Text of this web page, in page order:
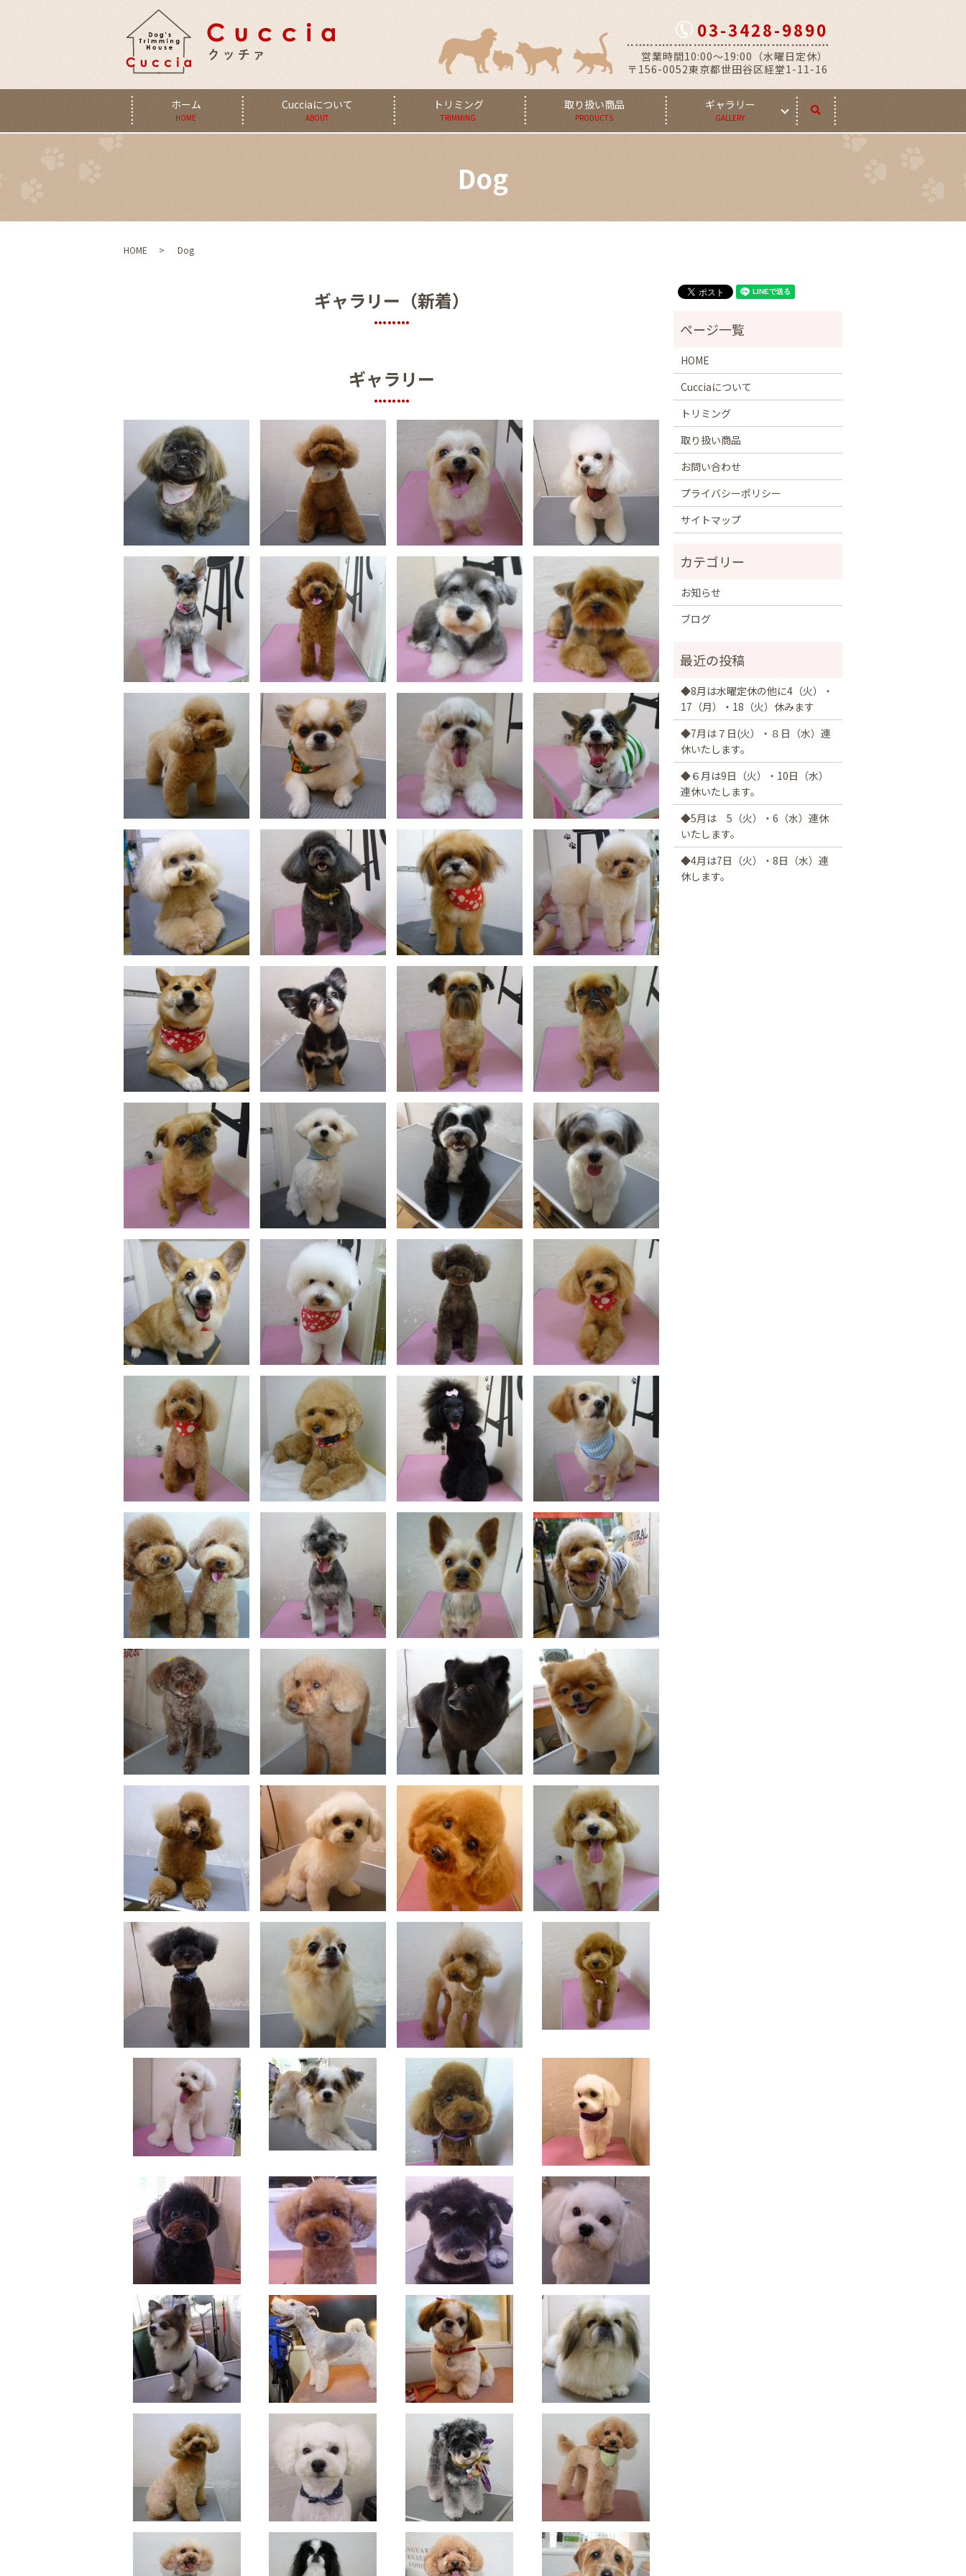
03-3428-9890
営業時間10:00～19:00（水曜日定休）
〒156-0052東京都世田谷区経堂1-11-16
ホーム
HOME
Cucciaについて
ABOUT
トリミング
TRIMMING
取り扱い商品
PRODUCTS
ギャラリー
GALLERY
search
Dog
HOME Dog
ギャラリー（新着）
ギャラリー
HOME
Cucciaについて
トリミング
取り扱い商品
お問い合わせ
プライバシーポリシー
サイトマップ
お知らせ
ブログ
◆8月は水曜定休の他に4（火）・
17（月）・18（火）休みます
◆7月は７日(火）・８日（水）連
休いたします。
◆６月は9日（火）・10日（水）
連休いたします。
◆5月は 5（火）・6（水）連休
いたします。
◆4月は7日（火）・8日（水）連
休します。